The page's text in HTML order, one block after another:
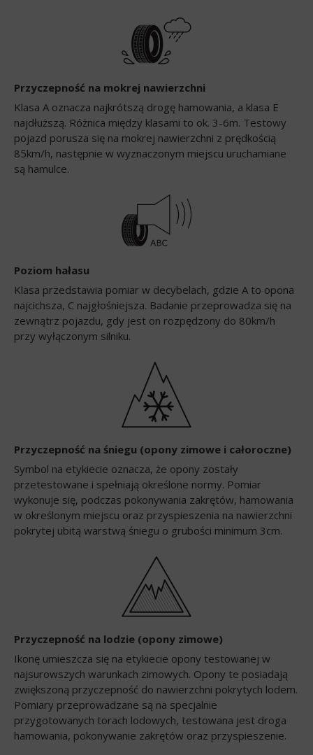
Przyczepność na mokrej nawierzchni
Klasa A oznacza najkrótszą drogę hamowania, a klasa E
najdłuższą. Różnica między klasami to ok. 3-6m. Testowy
pojazd porusza się na mokrej nawierzchni z prędkością
85km/h, następnie w wyznaczonym miejscu uruchamiane
są hamulce.
Poziom hałasu
Klasa przedstawia pomiar w decybelach, gdzie A to opona
najcichsza, C najgłośniejsza. Badanie przeprowadza się na
zewnątrz pojazdu, gdy jest on rozpędzony do 80km/h
przy wyłączonym silniku.
Przyczepność na śniegu (opony zimowe i całoroczne)
Symbol na etykiecie oznacza, że opony zostały
przetestowane i spełniają określone normy. Pomiar
wykonuje się, podczas pokonywania zakrętów, hamowania
w określonym miejscu oraz przyspieszenia na nawierzchni
pokrytej ubitą warstwą śniegu o grubości minimum 3cm.
Przyczepność na lodzie (opony zimowe)
Ikonę umieszcza się na etykiecie opony testowanej w
najsurowszych warunkach zimowych. Opony te posiadają
zwiększoną przyczepność do nawierzchni pokrytych lodem.
Pomiary przeprowadzane są na specjalnie
przygotowanych torach lodowych, testowana jest droga
hamowania, pokonywanie zakrętów oraz przyspieszenie.